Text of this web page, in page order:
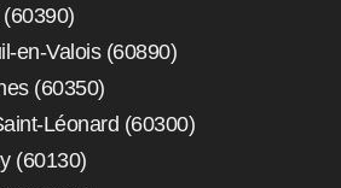
en-Valois (60890)
(60350)
Léonard (60300)
(60130)